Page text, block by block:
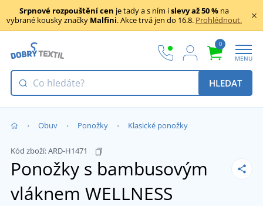
Srpnové rozpouštění cen je tady a s ním islevy až 50 % na
vybrané kousky značky Malfini. Akce trvá jen do 16.8. Prohlédnout.
0
MENU
HLEDAT
Obuv Ponožky Klasické ponožky
Kód zboží:ARD-H1471
Ponožky s bambusovým
vláknem WELLNESS